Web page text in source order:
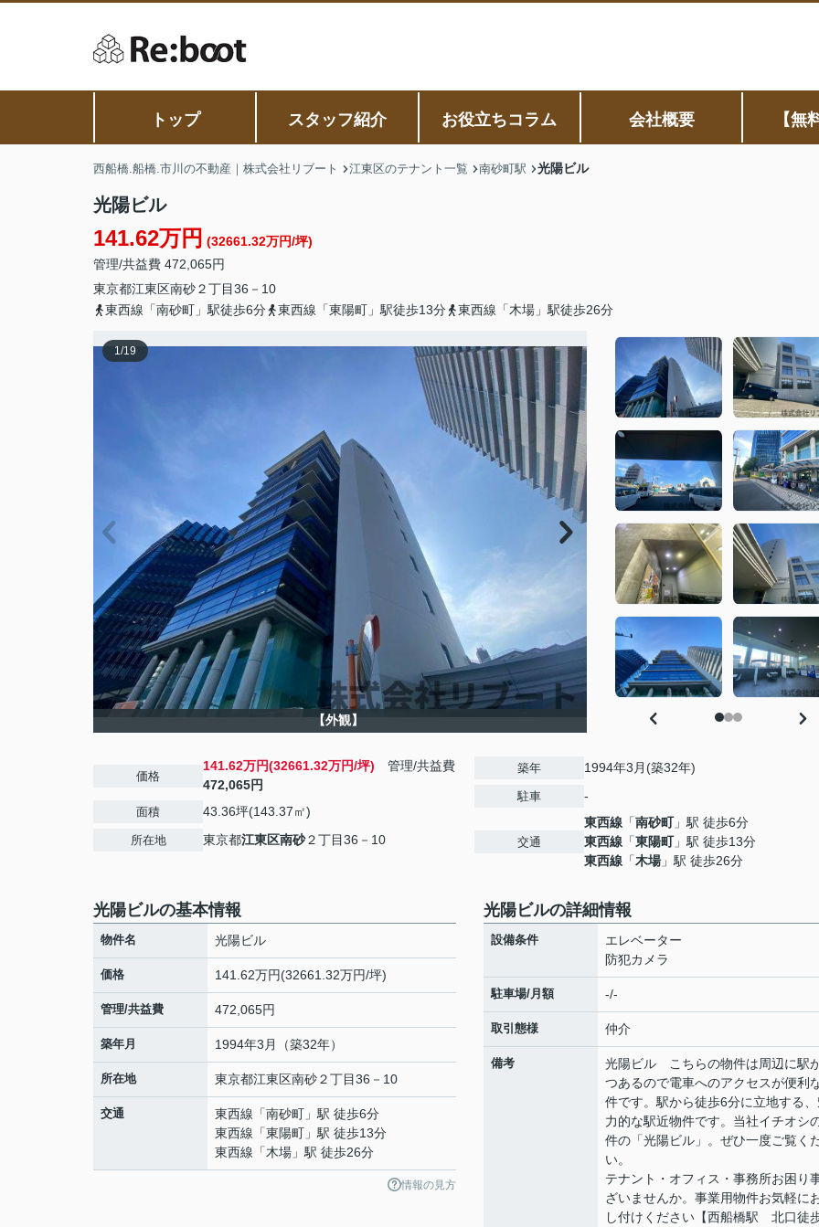
トップ スタッフ紹介 お役立ちコラム 会社概要 【無
西船橋.船橋.市川の不動産｜株式会社リブート 江東区のテナント一覧 南砂町駅 光陽ビル
光陽ビル
141.62万円 (32661.32万円/坪)
管理/共益費 472,065円
東京都江東区南砂２丁目36－10
東西線「南砂町」駅徒歩6分
東西線「東陽町」駅徒歩13分 東西線「木場」駅徒歩26分
1/19
【外観】
価格
141.62万円(32661.32万円/坪) 管理/共益費
472,065円
面積 43.36坪(143.37㎡)
所在地 東京都江東区南砂２丁目36－10
築年 1994年3月(築32年)
駐車 -
交通
東西線 「南砂町」駅 徒歩6分
東西線 「東陽町」駅 徒歩13分
東西線 「木場」駅 徒歩26分
光陽ビルの基本情報
物件名 光陽ビル
価格 141.62万円(32661.32万円/坪)
管理/共益費 472,065円
築年月 1994年3月（築32年）
所在地 東京都江東区南砂２丁目36－10
交通 東西線 「南砂町 」駅 徒歩6分
東西線 「東陽町 」駅 徒歩13分
東西線 「木場 」駅 徒歩26分
情報の見方
光陽ビルの詳細情報
設備条件
エレベーター
防犯カメラ
駐車場/月額 -/-
取引態様 仲介
備考
光陽ビル こちらの物件は周辺に駅
つあるので電車へのアクセスが便利
件です。駅から徒歩6分に立地する
力的な駅近物件です。当社イチオシ
件の「光陽ビル」。ぜひ一度ご覧く
い。
テナント・オフィス・事務所お困り
ざいませんか。事業用物件お気軽に
し付けください【西船橋駅 北口徒